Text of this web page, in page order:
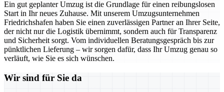
Ein gut geplanter Umzug ist die Grundlage für einen reibungslosen
Start in Ihr neues Zuhause. Mit unserem Umzugsunternehmen
Friedrichshafen haben Sie einen zuverlässigen Partner an Ihrer Seite,
der nicht nur die Logistik übernimmt, sondern auch für Transparenz
und Sicherheit sorgt. Vom individuellen Beratungsgespräch bis zur
pünktlichen Lieferung – wir sorgen dafür, dass Ihr Umzug genau so
verläuft, wie Sie es sich wünschen.
Wir sind für Sie da